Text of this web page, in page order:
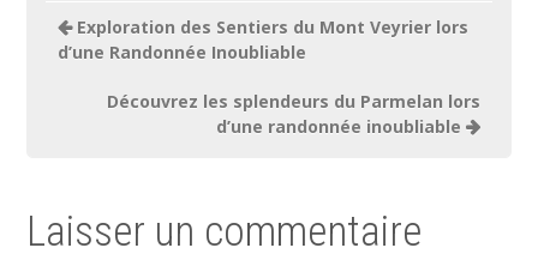
Navigation
de
Exploration des Sentiers du Mont Veyrier lors
d’une Randonnée Inoubliable
Découvrez les splendeurs du Parmelan lors
d’une randonnée inoubliable
Laisser un commentaire